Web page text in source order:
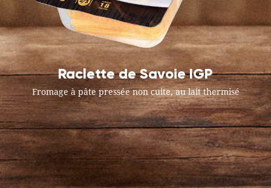
Raclette de Savoie IGP
Fromage à pâte pressée non cuite, au lait thermisé